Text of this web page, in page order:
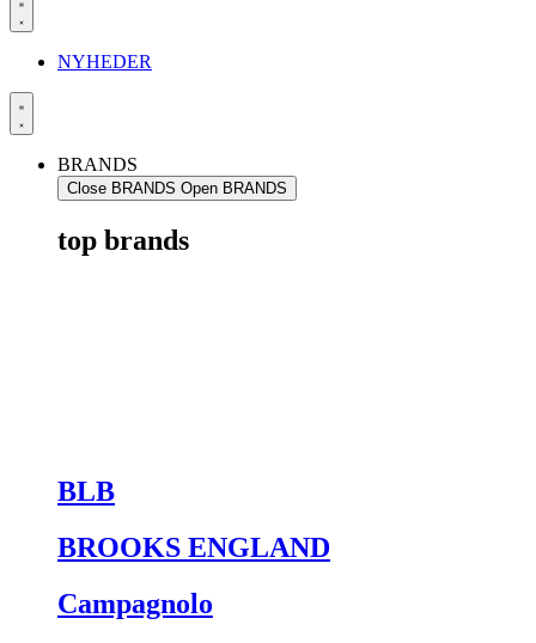
NYHEDER
BRANDS
Close BRANDS Open BRANDS
top brands
BLB
BROOKS ENGLAND
Campagnolo